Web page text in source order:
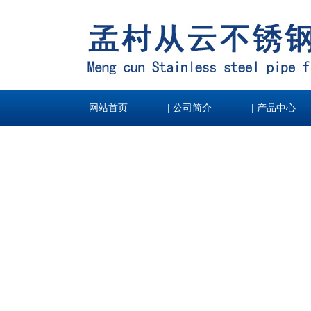
网站首页 | 公司简介 | 产品中心